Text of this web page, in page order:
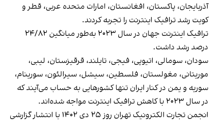
آذربایجان، پاکستان، افغانستان، امارات متحده عربی، قطر و
کویت رشد ترافیک اینترنت را تجربه کردند.
ترافیک اینترنت جهان در سال ۲۰۲۳ به‌طور میانگین ۲۴/۸۲
درصد رشد داشت.
سودان، سومالی، اتیوپی، فیجی، تایلند، قرقیزستان، لیبی،
موریتانی، مغولستان، فلسطین، سیشل، سیرالئون، سورینام،
سوریه و یمن در کنار ایران تنها کشورهایی به حساب می‌آیند که
در سال ۲۰۲۳ با کاهش ترافیک اینترنت مواجه شده‌اند.
انجمن تجارت الکترونیک تهران روز ۲۵ دی ۱۴۰۲ با
انتشار گزارشی